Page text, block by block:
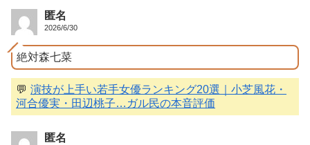
匿名
2026/6/30
絶対森七菜
💬 演技が上手い若手女優ランキング20選｜小芝風花・
河合優実・田辺桃子…ガル民の本音評価
匿名